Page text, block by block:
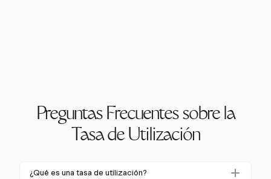
Preguntas Frecuentes sobre la
Tasa de Utilización
¿Qué es una tasa de utilización?